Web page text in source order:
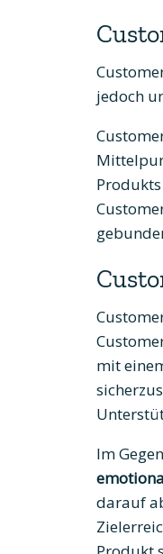
jedoch
mit
Im
darauf